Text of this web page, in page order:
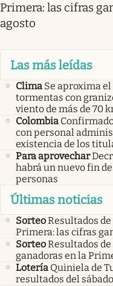
Primera: las cifras
agosto
Las más leídas
Clima Se aproxima
tormentas con
viento de más de 70
Colombia
con personal
existencia de los
Para aprovechar
habrá un nuevo fin
personas
Últimas noticias
SorteoResultados
Primera: las cifras
SorteoResultados
ganadoras en la
Lotería Quiniela de
resultados del